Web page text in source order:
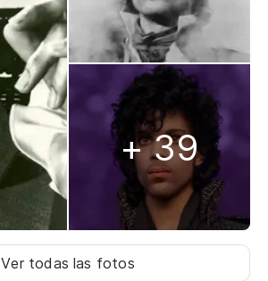
+ 39
Ver todas las fotos